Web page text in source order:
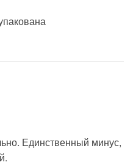
Единственный минус,